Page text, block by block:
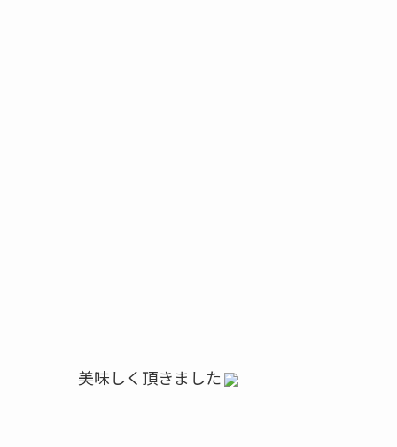
美味しく頂きました